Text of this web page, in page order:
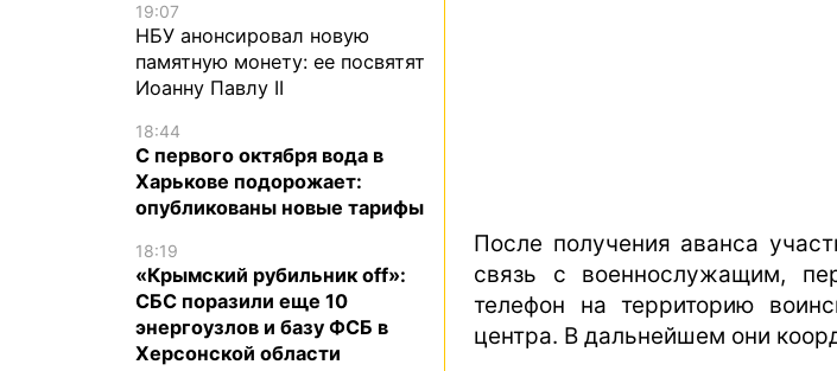
После получения аванса
связь с военнослужащим,
телефон на территорию
центра. В дальнейшем они
19:07
НБУ анонсировал новую
памятную монету: ее посвятят
Иоанну Павлу II
18:44
С первого октября вода в
Харькове подорожает:
опубликованы новые тарифы
18:19
«Крымский рубильник off»:
СБС поразили еще 10
энергоузлов и базу ФСБ в
Херсонской области